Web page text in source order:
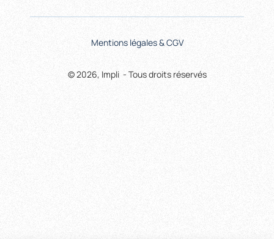
© 2026, Impli - Tous droits réservés
Mentions légales & CGV